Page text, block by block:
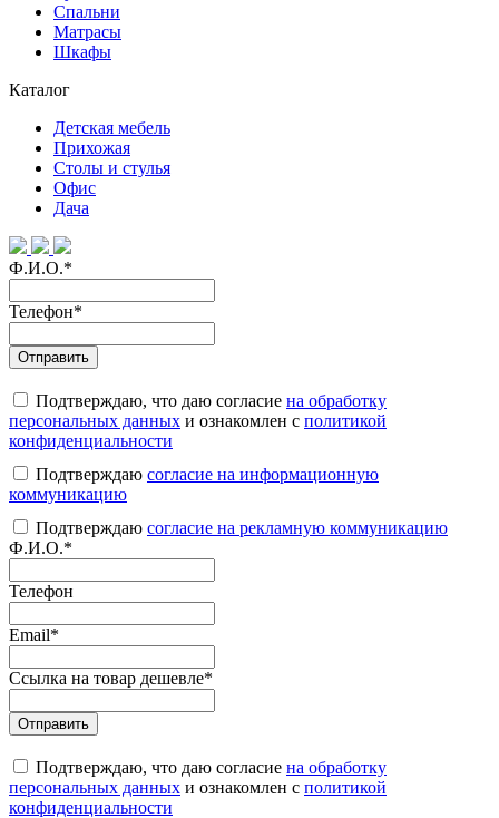
Спальни
Матрасы
Шкафы
Каталог
Детская мебель
Прихожая
Столы и стулья
Офис
Дача
Ф.И.О.*
Телефон*
Подтверждаю, что даю согласие на обработку
персональных данных и ознакомлен с политикой
конфиденциальности
Подтверждаю согласие на информационную
коммуникацию
Подтверждаю согласие на рекламную коммуникацию
Ф.И.О.*
Телефон
Email*
Ссылка на товар дешевле*
Подтверждаю, что даю согласие на обработку
персональных данных и ознакомлен с политикой
конфиденциальности